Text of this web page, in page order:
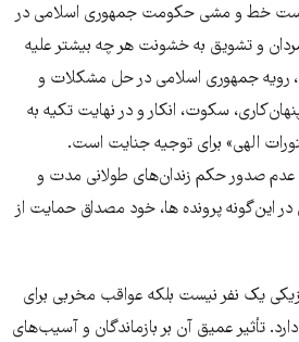
خط و مشی حکومت جمهوری اسلامی در
و تشویق به خشونت هر چه بیشتر علیه
رویه جمهوری اسلامی در حل مشکلات و
سکوت، انکار و در نهایت تکیه به
الهی» برای توجیه جنایت است.
صدور حکم زندان‌های طولانی مدت و
این‌گونه پرونده ها، خود مصداق حمایت از
یک نفر نیست بلکه عواقب مخربی برای
تأثیر عمیق آن بر بازماندگان و آسیب‌های